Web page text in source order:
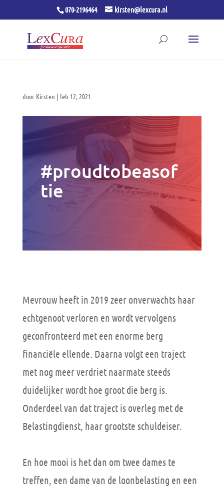
070-2196464 kirsten@lexcura.nl
door Kirsten | feb 12, 2021
#proudtobeasof
tie
Mevrouw heeft in 2019 zeer onverwachts haar
echtgenoot verloren en wordt vervolgens
geconfronteerd met een enorme berg
financiële ellende. Daarna volgt een traject
met nog meer verdriet naarmate steeds
duidelijker wordt hoe groot die berg is.
Onderdeel van dat traject is overleg met de
Belastingdienst, haar grootste schuldeiser.
En hoe mooi is het dan om twee dames te
treffen, een dame van de loonbelasting en een